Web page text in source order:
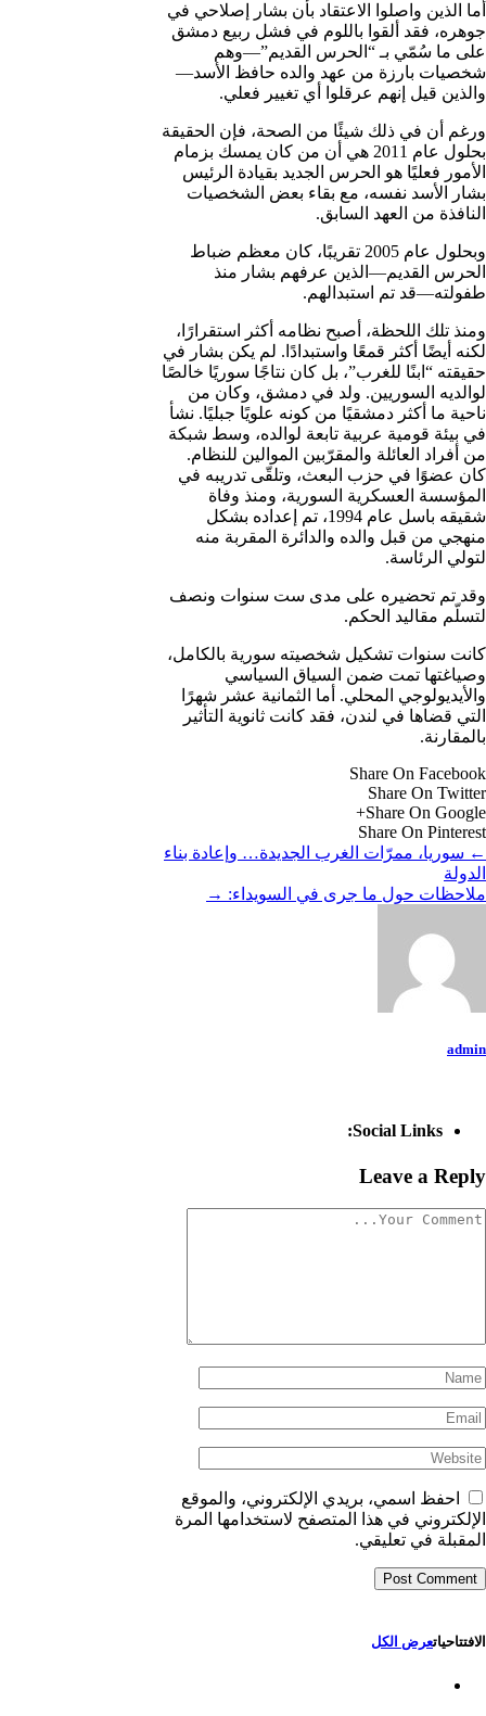
أما الذين واصلوا الاعتقاد بأن بشار إصلاحي في
جوهره، فقد ألقوا باللوم في فشل ربيع دمشق
على ما سُمّي بـ “الحرس القديم”—وهم
شخصيات بارزة من عهد والده حافظ الأسد—
والذين قيل إنهم عرقلوا أي تغيير فعلي.
ورغم أن في ذلك شيئًا من الصحة، فإن الحقيقة
بحلول عام 2011 هي أن من كان يمسك بزمام
الأمور فعليًا هو الحرس الجديد بقيادة الرئيس
بشار الأسد نفسه، مع بقاء بعض الشخصيات
النافذة من العهد السابق.
وبحلول عام 2005 تقريبًا، كان معظم ضباط
الحرس القديم—الذين عرفهم بشار منذ
طفولته—قد تم استبدالهم.
ومنذ تلك اللحظة، أصبح نظامه أكثر استقرارًا،
لكنه أيضًا أكثر قمعًا واستبدادًا. لم يكن بشار في
حقيقته “ابنًا للغرب”، بل كان نتاجًا سوريًا خالصًا
لوالديه السوريين. ولد في دمشق، وكان من
ناحية ما أكثر دمشقيًا من كونه علويًا جبليًا. نشأ
في بيئة قومية عربية تابعة لوالده، وسط شبكة
من أفراد العائلة والمقرّبين الموالين للنظام.
كان عضوًا في حزب البعث، وتلقّى تدريبه في
المؤسسة العسكرية السورية، ومنذ وفاة
شقيقه باسل عام 1994، تم إعداده بشكل
منهجي من قبل والده والدائرة المقربة منه
لتولي الرئاسة.
وقد تم تحضيره على مدى ست سنوات ونصف
لتسلّم مقاليد الحكم.
كانت سنوات تشكيل شخصيته سورية بالكامل،
وصياغتها تمت ضمن السياق السياسي
والأيديولوجي المحلي. أما الثمانية عشر شهرًا
التي قضاها في لندن، فقد كانت ثانوية التأثير
بالمقارنة.
Share On Facebook
Share On Twitter
Share On Google+
Share On Pinterest
← سوريا، ممرّات الغرب الجديدة… وإعادة بناء
الدولة
ملاحظات حول ما جرى في السويداء: →
admin
Social Links:
Leave a Reply
احفظ اسمي، بريدي الإلكتروني، والموقع
الإلكتروني في هذا المتصفح لاستخدامها المرة
المقبلة في تعليقي.
الافتتاحياتعرض الكل